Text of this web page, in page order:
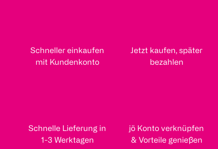
Schneller einkaufen
mit Kundenkonto
Jetzt kaufen, später
bezahlen
Schnelle Lieferung in
1-3 Werktagen
jö Konto verknüpfen
& Vorteile genießen